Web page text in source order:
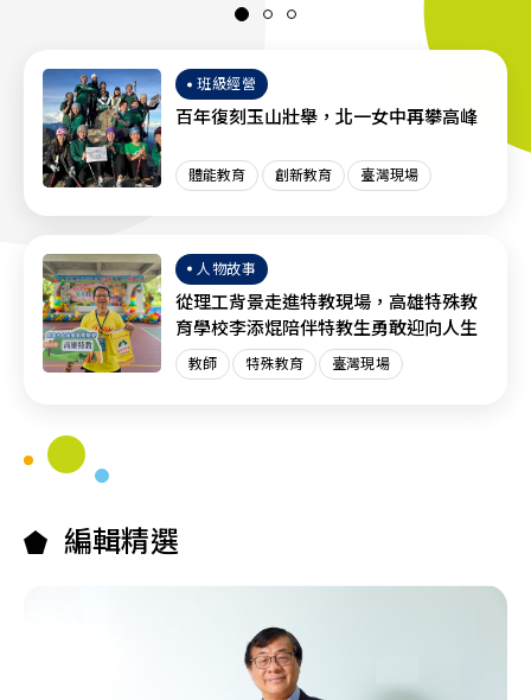
班級經營
百年復刻玉山壯舉，北一女中再攀高峰
體能教育 創新教育 臺灣現場
人物故事
從理工背景走進特教現場，高雄特殊教
育學校李添焜陪伴特教生勇敢迎向人生
教師 特殊教育 臺灣現場
編輯精選